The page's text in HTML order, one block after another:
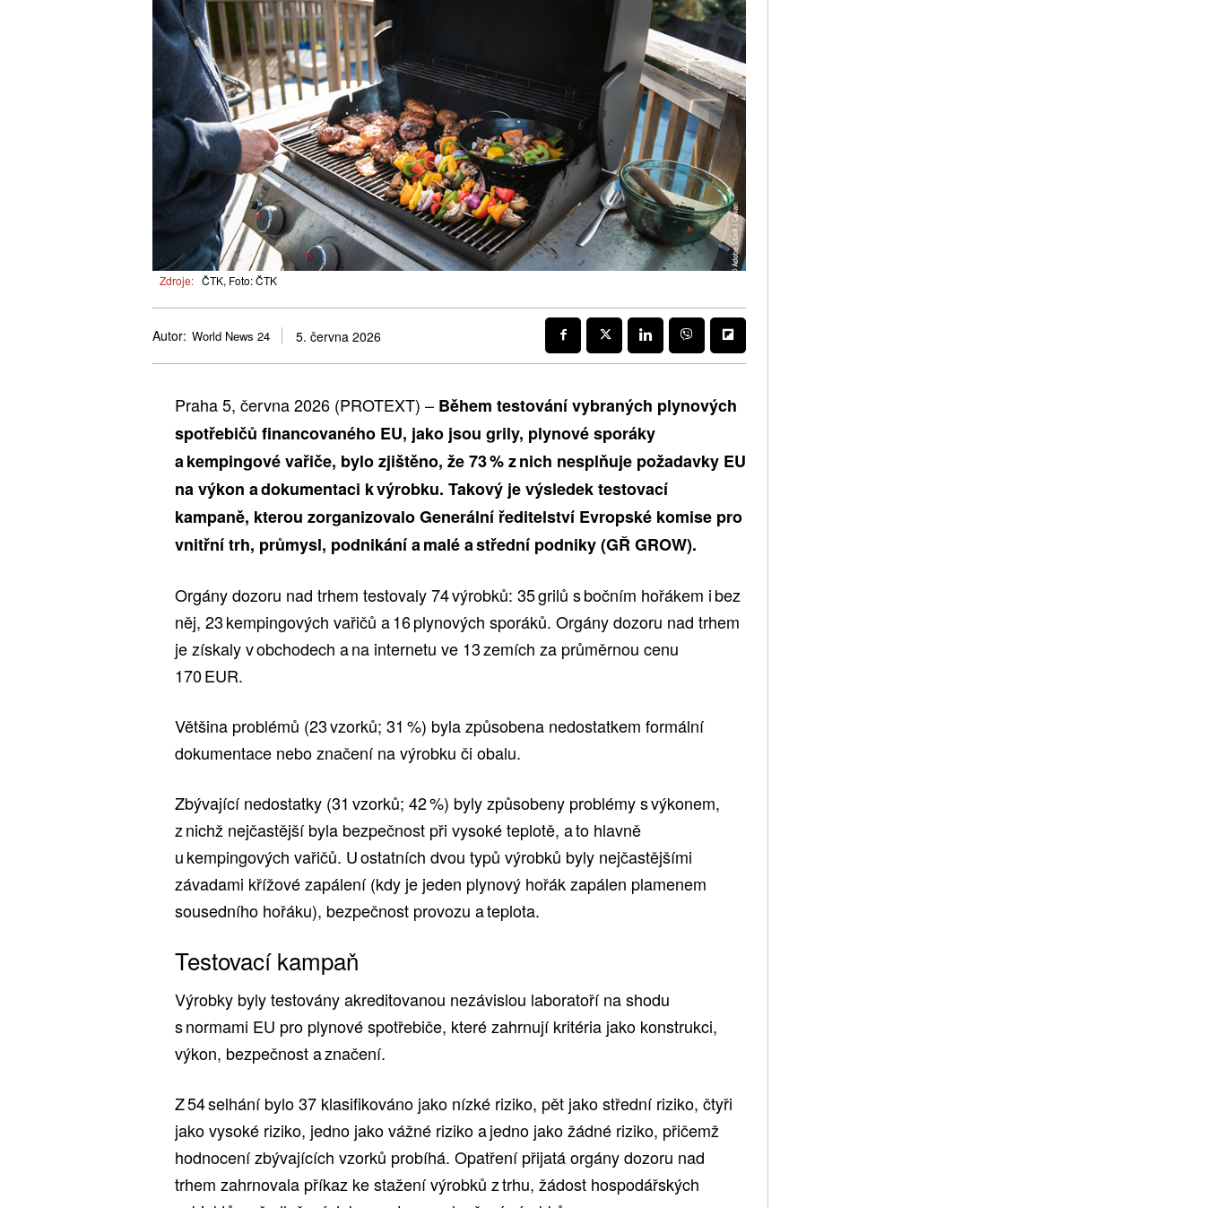
Zdroje: ČTK, Foto: ČTK
Autor: World News 24 5. června 2026
Praha 5, června 2026 (PROTEXT) – Během testování vybraných plynových
spotřebičů financovaného EU, jako jsou grily, plynové sporáky
a kempingové vařiče, bylo zjištěno, že 73 % z nich nesplňuje požadavky EU
na výkon a dokumentaci k výrobku. Takový je výsledek testovací
kampaně, kterou zorganizovalo Generální ředitelství Evropské komise pro
vnitřní trh, průmysl, podnikání a malé a střední podniky (GŘ GROW).
Orgány dozoru nad trhem testovaly 74 výrobků: 35 grilů s bočním hořákem i bez
něj, 23 kempingových vařičů a 16 plynových sporáků. Orgány dozoru nad trhem
je získaly v obchodech a na internetu ve 13 zemích za průměrnou cenu
170 EUR.
Většina problémů (23 vzorků; 31 %) byla způsobena nedostatkem formální
dokumentace nebo značení na výrobku či obalu.
Zbývající nedostatky (31 vzorků; 42 %) byly způsobeny problémy s výkonem,
z nichž nejčastější byla bezpečnost při vysoké teplotě, a to hlavně
u kempingových vařičů. U ostatních dvou typů výrobků byly nejčastějšími
závadami křížové zapálení (kdy je jeden plynový hořák zapálen plamenem
sousedního hořáku), bezpečnost provozu a teplota.
Testovací kampaň
Výrobky byly testovány akreditovanou nezávislou laboratoří na shodu
s normami EU pro plynové spotřebiče, které zahrnují kritéria jako konstrukci,
výkon, bezpečnost a značení.
Z 54 selhání bylo 37 klasifikováno jako nízké riziko, pět jako střední riziko, čtyři
jako vysoké riziko, jedno jako vážné riziko a jedno jako žádné riziko, přičemž
hodnocení zbývajících vzorků probíhá. Opatření přijatá orgány dozoru nad
trhem zahrnovala příkaz ke stažení výrobků z trhu, žádost hospodářských